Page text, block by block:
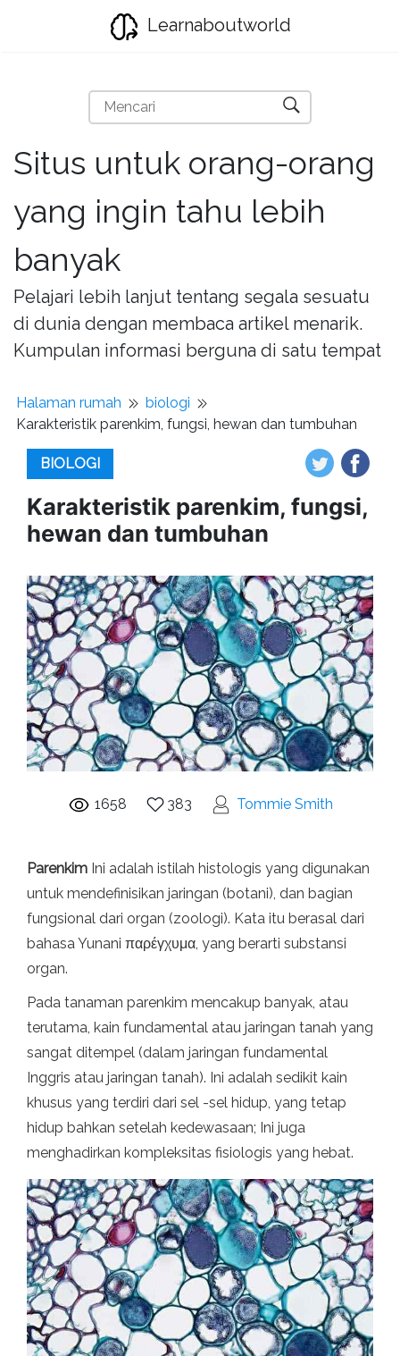
Learnaboutworld
Situs untuk orang-orang
yang ingin tahu lebih
banyak
Pelajari lebih lanjut tentang segala sesuatu
di dunia dengan membaca artikel menarik.
Kumpulan informasi berguna di satu tempat
Halaman rumah
biologi
Karakteristik parenkim, fungsi, hewan dan tumbuhan
BIOLOGI
Karakteristik parenkim, fungsi,
hewan dan tumbuhan
1658 383 Tommie Smith
Parenkim Ini adalah istilah histologis yang digunakan
untuk mendefinisikan jaringan (botani), dan bagian
fungsional dari organ (zoologi). Kata itu berasal dari
bahasa Yunani παρέγχυμα, yang berarti substansi
organ.
Pada tanaman parenkim mencakup banyak, atau
terutama, kain fundamental atau jaringan tanah yang
sangat ditempel (dalam jaringan fundamental
Inggris atau jaringan tanah). Ini adalah sedikit kain
khusus yang terdiri dari sel -sel hidup, yang tetap
hidup bahkan setelah kedewasaan; Ini juga
menghadirkan kompleksitas fisiologis yang hebat.